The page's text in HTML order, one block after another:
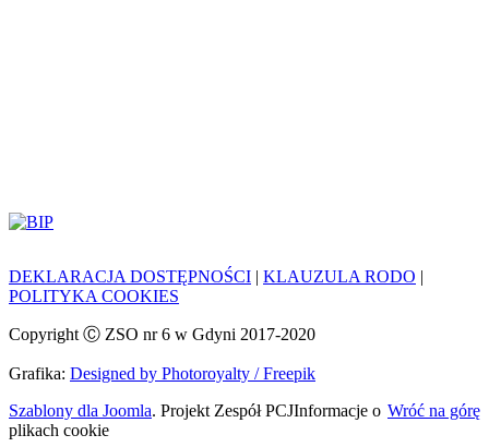
DEKLARACJA DOSTĘPNOŚCI | KLAUZULA RODO |
POLITYKA COOKIES
Copyright Ⓒ ZSO nr 6 w Gdyni 2017-2020
Grafika: Designed by Photoroyalty / Freepik
Szablony dla Joomla. Projekt Zespół PCJ Wróć na górę
Informacje o
plikach cookie